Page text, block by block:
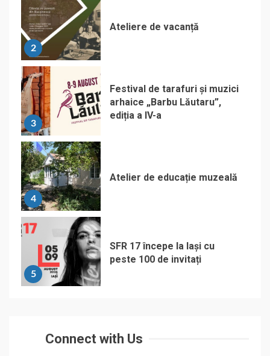
2
Ateliere de vacanță
3
Festival de tarafuri și muzici
arhaice „Barbu Lăutaru”,
ediția a IV-a
4
Atelier de educație muzeală
5
SFR 17 începe la Iași cu
peste 100 de invitați
Connect with Us